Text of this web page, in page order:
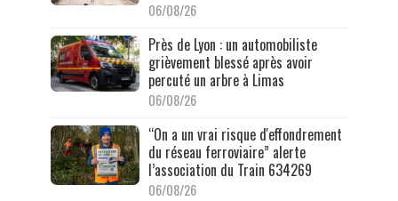
06/08/26
Près de Lyon : un automobiliste
grièvement blessé après avoir
percuté un arbre à Limas
06/08/26
“On a un vrai risque d'effondrement
du réseau ferroviaire” alerte
l’association du Train 634269
06/08/26